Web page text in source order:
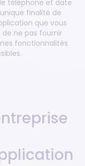
téléphone et date
finalité de
que vous
de ne pas fournir
fonctionnalités